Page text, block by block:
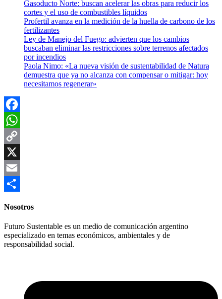
Gasoducto Norte: buscan acelerar las obras para reducir los
cortes y el uso de combustibles líquidos
Profertil avanza en la medición de la huella de carbono de los
fertilizantes
Ley de Manejo del Fuego: advierten que los cambios
buscaban eliminar las restricciones sobre terrenos afectados
por incendios
Paola Nimo: «La nueva visión de sustentabilidad de Natura
demuestra que ya no alcanza con compensar o mitigar: hoy
necesitamos regenerar»
Facebook
WhatsApp
Copy
Link
X
Email
Nosotros
Futuro Sustentable es un medio de comunicación argentino
especializado en temas económicos, ambientales y de
responsabilidad social.